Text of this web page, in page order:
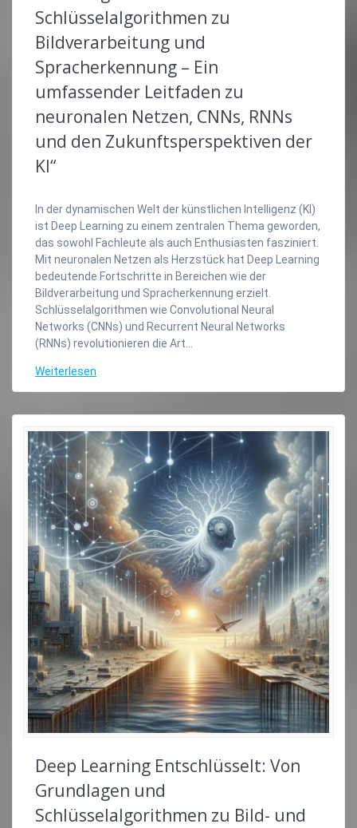
Schlüsselalgorithmen zu
Bildverarbeitung und
Spracherkennung – Ein
umfassender Leitfaden zu
neuronalen Netzen, CNNs, RNNs
und den Zukunftsperspektiven der
KI“
In der dynamischen Welt der künstlichen Intelligenz (KI)
ist Deep Learning zu einem zentralen Thema geworden,
das sowohl Fachleute als auch Enthusiasten fasziniert.
Mit neuronalen Netzen als Herzstück hat Deep Learning
bedeutende Fortschritte in Bereichen wie der
Bildverarbeitung und Spracherkennung erzielt.
Schlüsselalgorithmen wie Convolutional Neural
Networks (CNNs) und Recurrent Neural Networks
(RNNs) revolutionieren die Art…
Weiterlesen
Deep Learning Entschlüsselt: Von
Grundlagen und
Schlüsselalgorithmen zu Bild- und